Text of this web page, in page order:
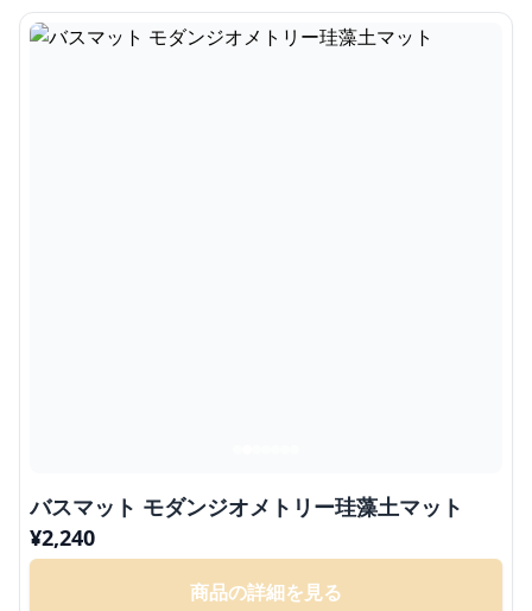
バスマット モダンジオメトリー珪藻土マット
¥2,240
商品の詳細を見る